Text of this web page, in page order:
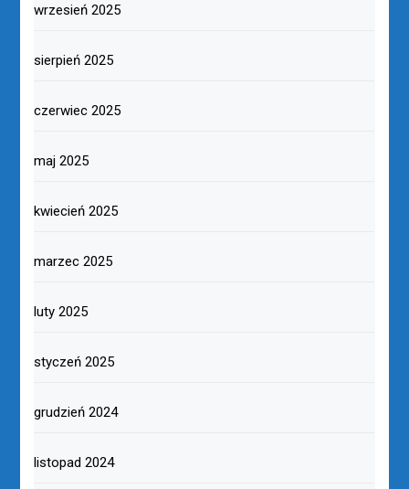
czerwiec 2026
maj 2026
kwiecień 2026
marzec 2026
luty 2026
styczeń 2026
grudzień 2025
listopad 2025
październik 2025
wrzesień 2025